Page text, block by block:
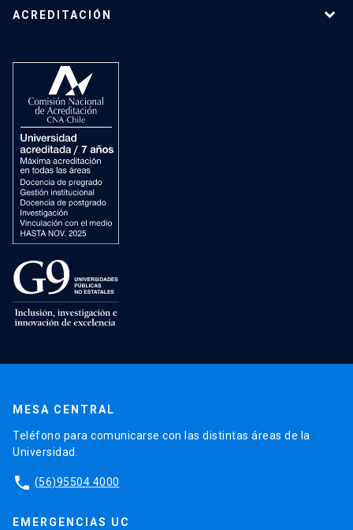
ACREDITACIÓN
MESA CENTRAL
Teléfono para comunicarse con las distintas áreas de la
Universidad.
phone (56)95504 4000
EMERGENCIAS UC